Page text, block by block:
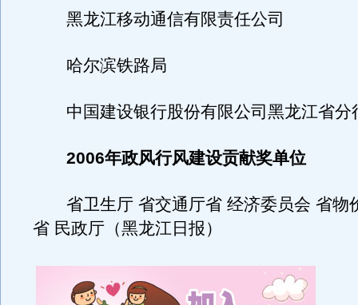
黑龙江移动通信有限责任公司
哈尔滨铁路局
中国建设银行股份有限公司黑龙江省分
2006年政风行风建设贡献奖单位
省卫生厅 省交通厅省 经济委员会 省物
省 民政厅（黑龙江日报）